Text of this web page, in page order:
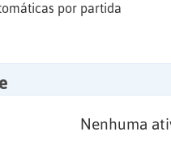
por partida
Nenhuma